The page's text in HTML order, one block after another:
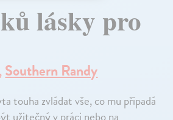
lásky pro
Southern Randy
touha zvládat vše, co mu připadá